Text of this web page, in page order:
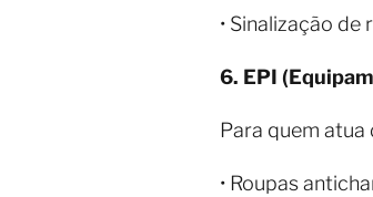
• Sinalização de
6. EPI
Para quem
• Roupas